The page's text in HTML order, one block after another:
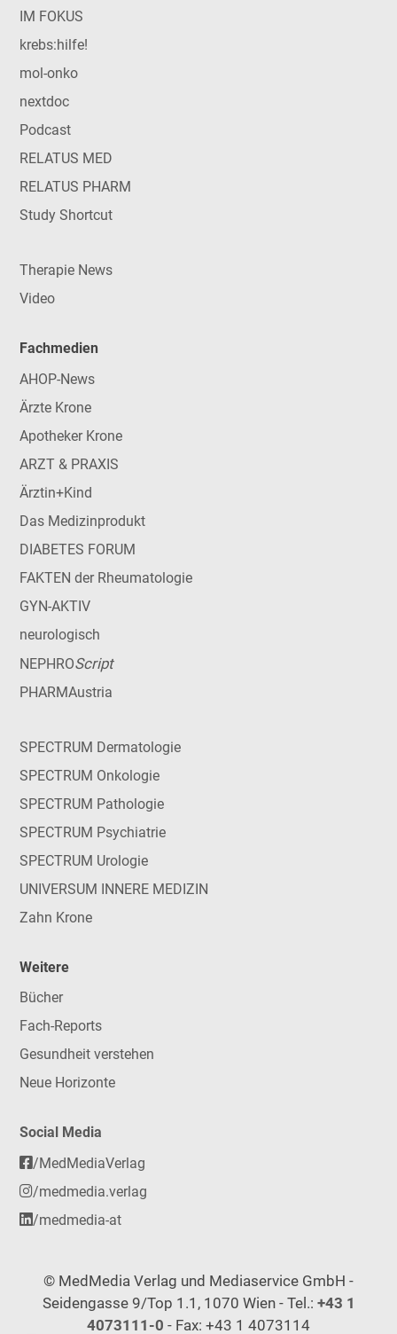
IM FOKUS
krebs:hilfe!
mol-onko
nextdoc
Podcast
RELATUS MED
RELATUS PHARM
Study Shortcut
Therapie News
Video
Fachmedien
AHOP-News
Ärzte Krone
Apotheker Krone
ARZT & PRAXIS
Ärztin+Kind
Das Medizinprodukt
DIABETES FORUM
FAKTEN der Rheumatologie
GYN-AKTIV
neurologisch
NEPHROScript
PHARMAustria
SPECTRUM Dermatologie
SPECTRUM Onkologie
SPECTRUM Pathologie
SPECTRUM Psychiatrie
SPECTRUM Urologie
UNIVERSUM INNERE MEDIZIN
Zahn Krone
Weitere
Bücher
Fach-Reports
Gesundheit verstehen
Neue Horizonte
Social Media
/MedMediaVerlag
/medmedia.verlag
/medmedia-at
© MedMedia Verlag und Mediaservice GmbH -
Seidengasse 9/Top 1.1, 1070 Wien - Tel.: +43 1
4073111-0 - Fax: +43 1 4073114